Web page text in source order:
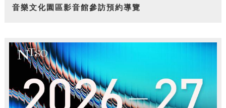
音樂文化園區影音館參訪預約導覽